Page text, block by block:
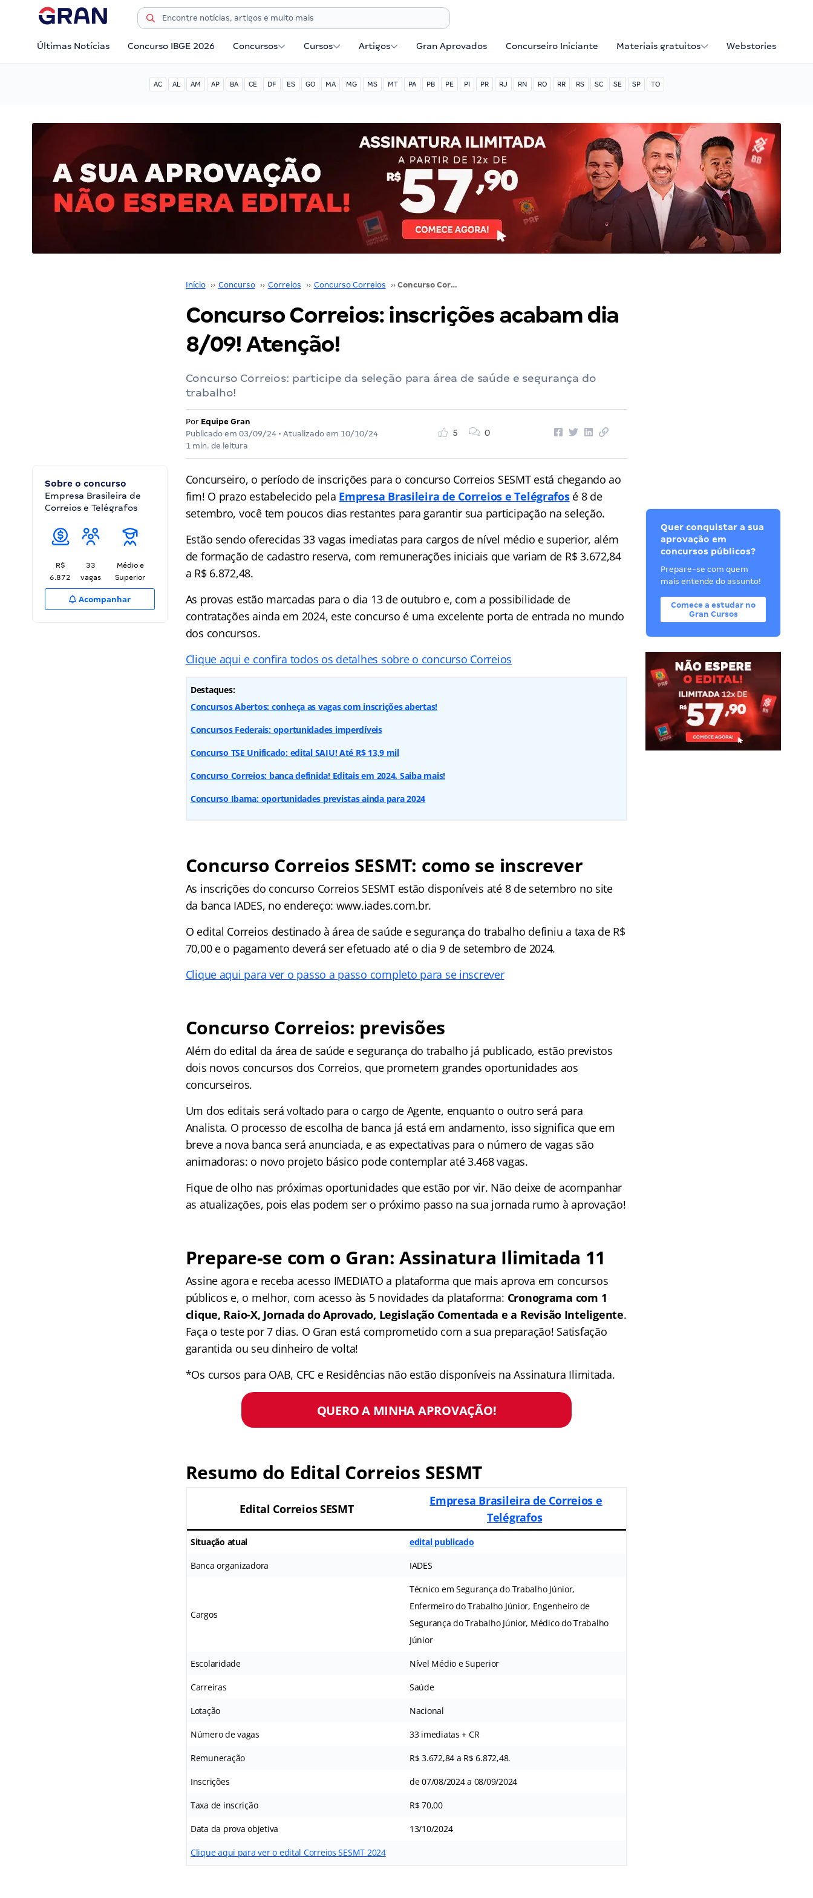
Últimas Notícias Concurso IBGE 2026 Concursos Cursos Artigos Gran Aprovados Concurseiro Iniciante Materiais gratuitos Webstories
AC AL AM AP BA CE DF ES GO MA MG MS MT PA PB PE PI PR RJ RN RO RR RS SC SE SP TO
Início ›› Concurso ›› Correios ›› Concurso Correios ›› Concurso Correios: inscrições acabam dia 8/09! Atenção!
Concurso Correios: inscrições acabam dia
8/09! Atenção!
Concurso Correios: participe da seleção para área de saúde e segurança do
trabalho!
Por Equipe Gran
Publicado em 03/09/24• Atualizado em 10/10/24
1 min. de leitura
5 0
Sobre o concurso
Empresa Brasileira de
Correios e Telégrafos
R$
6.872
33
vagas
Médio e
Superior
Acompanhar
Concurseiro, o período de inscrições para o concurso Correios SESMT está chegando ao
fim! O prazo estabelecido pela Empresa Brasileira de Correios e Telégrafosé 8 de
setembro, você tem poucos dias restantes para garantir sua participação na seleção.
Estão sendo oferecidas 33 vagas imediatas para cargos de nível médio e superior, além
de formação de cadastro reserva, com remunerações iniciais que variam de R$ 3.672,84
a R$ 6.872,48.
As provas estão marcadas para o dia 13 de outubro e, com a possibilidade de
contratações ainda em 2024, este concurso é uma excelente porta de entrada no mundo
dos concursos.
Clique aqui e confira todos os detalhes sobre o concurso Correios
Destaques:
Concursos Abertos: conheça as vagas com inscrições abertas!
Concursos Federais: oportunidades imperdíveis
Concurso TSE Unificado: edital SAIU! Até R$ 13,9 mil
Concurso Correios: banca definida! Editais em 2024. Saiba mais!
Concurso Ibama: oportunidades previstas ainda para 2024
Concurso Correios SESMT: como se inscrever
As inscrições do concurso Correios SESMT estão disponíveis até 8 de setembro no site
da banca IADES, no endereço: www.iades.com.br.
O edital Correios destinado à área de saúde e segurança do trabalho definiu a taxa de R$
70,00 e o pagamento deverá ser efetuado até o dia 9 de setembro de 2024.
Clique aqui para ver o passo a passo completo para se inscrever
Concurso Correios: previsões
Além do edital da área de saúde e segurança do trabalho já publicado, estão previstos
dois novos concursos dos Correios, que prometem grandes oportunidades aos
concurseiros.
Um dos editais será voltado para o cargo de Agente, enquanto o outro será para
Analista. O processo de escolha de banca já está em andamento, isso significa que em
breve a nova banca será anunciada, e as expectativas para o número de vagas são
animadoras: o novo projeto básico pode contemplar até 3.468 vagas.
Fique de olho nas próximas oportunidades que estão por vir. Não deixe de acompanhar
as atualizações, pois elas podem ser o próximo passo na sua jornada rumo à aprovação!
Prepare-se com o Gran: Assinatura Ilimitada 11
Assine agora e receba acesso IMEDIATO a plataforma que mais aprova em concursos
públicos e, o melhor, com acesso às 5 novidades da plataforma: Cronograma com 1
clique, Raio-X, Jornada do Aprovado, Legislação Comentada e a Revisão Inteligente.
Faça o teste por 7 dias. O Gran está comprometido com a sua preparação! Satisfação
garantida ou seu dinheiro de volta!
*Os cursos para OAB, CFC e Residências não estão disponíveis na Assinatura Ilimitada.
QUERO A MINHA APROVAÇÃO!
Resumo do Edital Correios SESMT
Edital Correios SESMT
Empresa Brasileira de Correios e
Telégrafos
Situação atual edital publicado
Banca organizadora IADES
Cargos
Técnico em Segurança do Trabalho Júnior,
Enfermeiro do Trabalho Júnior, Engenheiro de
Segurança do Trabalho Júnior, Médico do Trabalho
Júnior
Escolaridade Nível Médio e Superior
Carreiras Saúde
Lotação Nacional
Número de vagas 33 imediatas + CR
Remuneração R$ 3.672,84 a R$ 6.872,48.
Inscrições de 07/08/2024 a 08/09/2024
Taxa de inscrição R$ 70,00
Data da prova objetiva 13/10/2024
Clique aqui para ver o edital Correios SESMT 2024
Quer conquistar a sua
aprovação em
concursos públicos?
Prepare-se com quem
mais entende do assunto!
Comece a estudar no
Gran Cursos